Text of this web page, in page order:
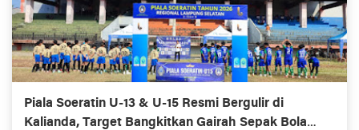
Piala Soeratin U-13 & U-15 Resmi Bergulir di
Kalianda, Target Bangkitkan Gairah Sepak Bola